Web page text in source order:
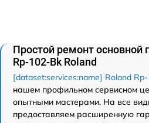
Простой ремонт основной
Rp-102-Bk Roland
[dataset:services:name] Roland
нашем профильном сервисном
опытными мастерами. На все
предоставляем расширенную